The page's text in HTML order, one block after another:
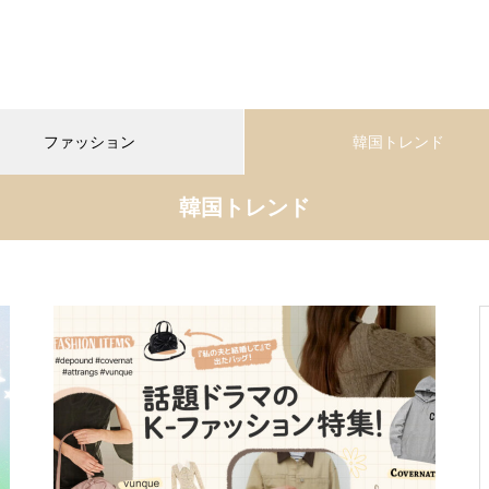
ファッション 韓国トレンド
韓国トレンド